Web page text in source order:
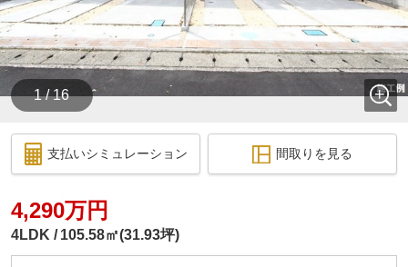
1 / 16
支払いシミュレーション 間取りを見る
4,290万円
4LDK 105.58㎡(31.93坪)